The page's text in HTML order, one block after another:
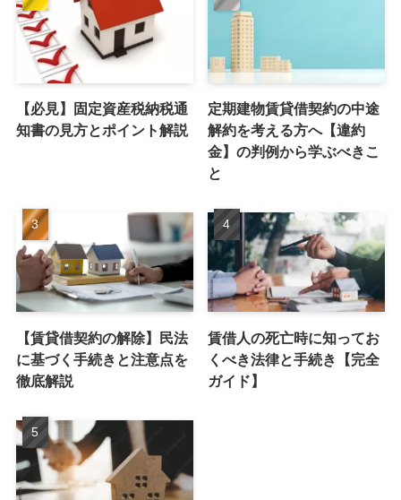
【必見】固定資産税納税通
知書の見方とポイント解説
定期建物賃貸借契約の中途
解約を考える方へ【違約
金】の判例から学ぶべきこ
と
【賃貸借契約の解除】民法
に基づく手続きと注意点を
徹底解説
賃借人の死亡時に知ってお
くべき法律と手続き【完全
ガイド】